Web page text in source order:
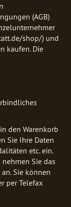
(AGB)
shop/) und
kaufen. Die
den Warenkorb
Sie Ihre Daten
etc. ein.
Sie das
Sie können
per Telefax